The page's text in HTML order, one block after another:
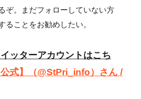
ぞ。まだフォローしていない方
ることをお勧めしたい。
ッターアカウントはこち
式】（@StPri_info）さん /